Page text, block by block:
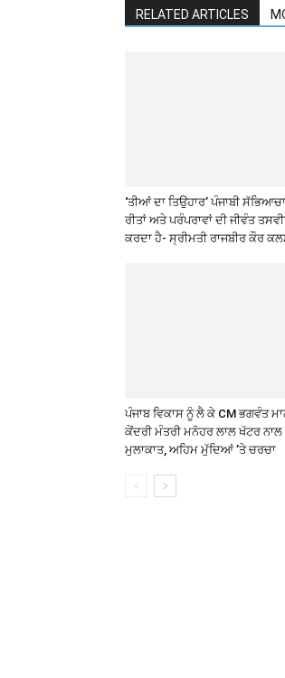
RELATED ARTICLES
‘ਤੀਆਂ ਦਾ ਤਿਉਹਾਰ’ ਪੰਜਾਬੀ
ਰੀਤਾਂ ਅਤੇ ਪਰੰਪਰਾਵਾਂ ਦੀ ਜੀਵੰਤ
ਕਰਦਾ ਹੈ- ਸ੍ਰੀਮਤੀ ਰਾਜਬੀਰ ਕੌਰ
ਪੰਜਾਬ ਵਿਕਾਸ ਨੂੰ ਲੈ ਕੇ CM ਭਗਵੰਤ
ਕੇਂਦਰੀ ਮੰਤਰੀ ਮਨੋਹਰ ਲਾਲ ਖੱਟਰ ਨਾਲ
ਮੁਲਾਕਾਤ, ਅਹਿਮ ਮੁੱਦਿਆਂ ’ਤੇ ਚਰਚਾ